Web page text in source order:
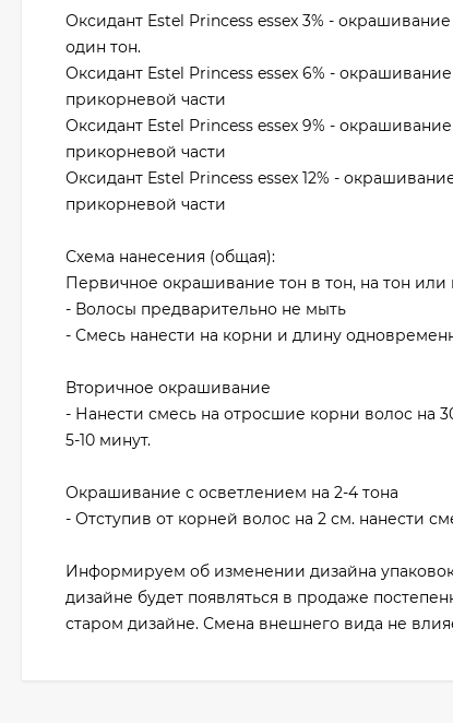
Оксидант Estel Princess essex 3% -
один тон.
Оксидант Estel Princess essex 6% -
прикорневой части
Оксидант Estel Princess essex 9% -
прикорневой части
Оксидант Estel Princess essex 12% -
прикорневой части
Схема нанесения (общая):
Первичное окрашивание тон в тон, на тон или
- Волосы предварительно не мыть
- Смесь нанести на корни и длину
Вторичное окрашивание
- Нанести смесь на отросшие корни волос на
5-10 минут.
Окрашивание с осветлением на 2-4 тона
- Отступив от корней волос на 2 см. нанести
Информируем об изменении дизайна
дизайне будет появляться в продаже
старом дизайне. Смена внешнего вида не